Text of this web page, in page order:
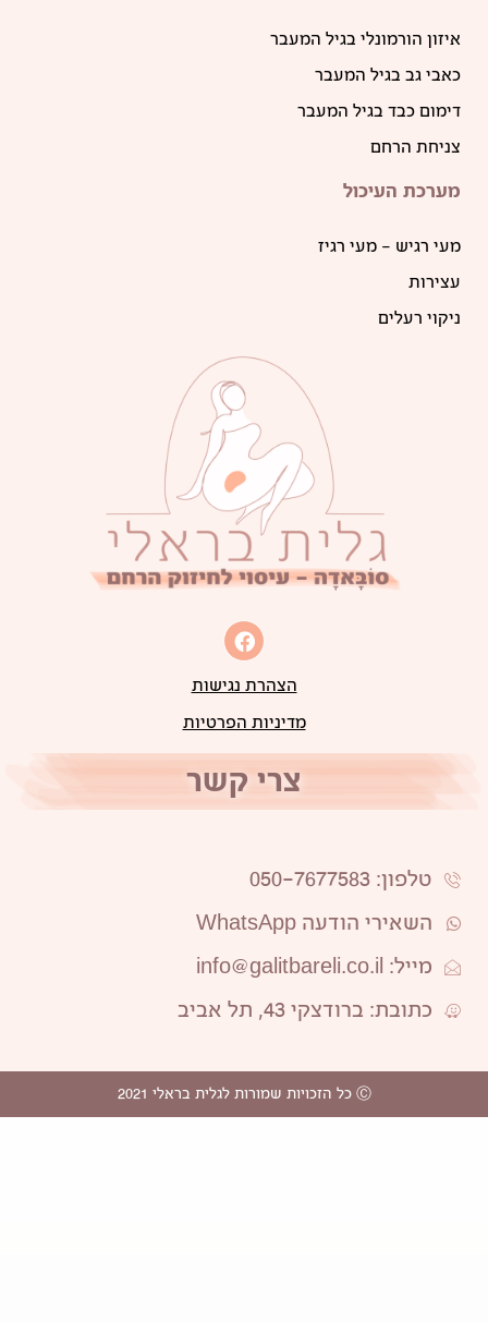
איזון הורמונלי בגיל המעבר
כאבי גב בגיל המעבר
דימום כבד בגיל המעבר
צניחת הרחם
מערכת העיכול
מעי רגיש – מעי רגיז
עצירות
ניקוי רעלים
הצהרת נגישות
מדיניות הפרטיות
צרי קשר
טלפון: 050-7677583
השאירי הודעה WhatsApp
מייל: info@galitbareli.co.il
כתובת: ברודצקי 43, תל אביב
Ⓒ כל הזכויות שמורות לגלית בראלי 2021